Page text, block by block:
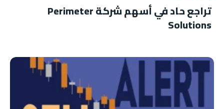
تراجع حاد في أسهم شركة Perimeter
Solutions